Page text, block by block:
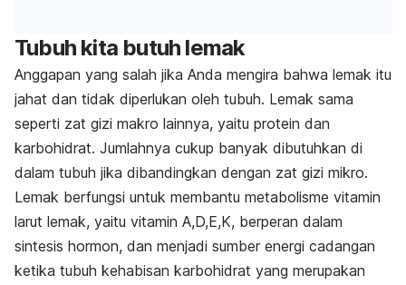
Tubuh kita butuh lemak
Anggapan yang salah jika Anda mengira bahwa lemak itu
jahat dan tidak diperlukan oleh tubuh. Lemak sama
seperti zat gizi makro lainnya, yaitu protein dan
karbohidrat. Jumlahnya cukup banyak dibutuhkan di
dalam tubuh jika dibandingkan dengan zat gizi mikro.
Lemak berfungsi untuk membantu metabolisme vitamin
larut lemak, yaitu vitamin A,D,E,K, berperan dalam
sintesis hormon, dan menjadi sumber energi cadangan
ketika tubuh kehabisan karbohidrat yang merupakan